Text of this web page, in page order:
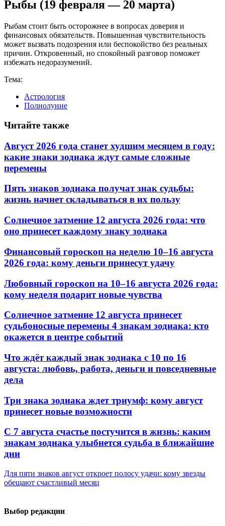
Рыбы (19 февраля — 20 марта)
Рыбам стоит быть осторожнее в вопросах доверия и
финансовых обязательств. Повышенная чувствительность
может вызвать подозрения или беспокойство без реальных
причин. Откровенный, но спокойный разговор поможет
избежать недоразумений.
Тема:
Астрология
Полнолуние
Читайте также
Август 2026 года станет худшим месяцем в году:
какие знаки зодиака ждут самые сложные
перемены
Пять знаков зодиака получат знак судьбы:
жизнь начнет складываться в их пользу
Солнечное затмение 12 августа 2026 года: что
оно принесет каждому знаку зодиака
Финансовый гороскоп на неделю 10–16 августа
2026 года: кому деньги принесут удачу
Любовный гороскоп на 10–16 августа 2026 года:
кому неделя подарит новые чувства
Солнечное затмение 12 августа принесет
судьбоносные перемены 4 знакам зодиака: кто
окажется в центре событий
Что ждёт каждый знак зодиака с 10 по 16
августа: любовь, работа, деньги и повседневные
дела
Три знака зодиака ждет триумф: кому август
принесет новые возможности
С 7 августа счастье постучится в жизнь: каким
знакам зодиака улыбнется судьба в ближайшие
дни
Для пяти знаков август откроет полосу удачи: кому звезды
обещают счастливый месяц
Выбор редакции